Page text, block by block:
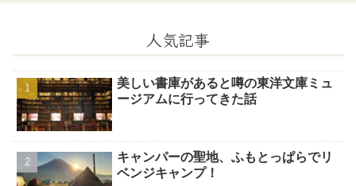
人気記事
美しい書庫があると噂の東洋文庫ミュ
ージアムに行ってきた話
キャンパーの聖地、ふもとっぱらでリ
ベンジキャンプ！